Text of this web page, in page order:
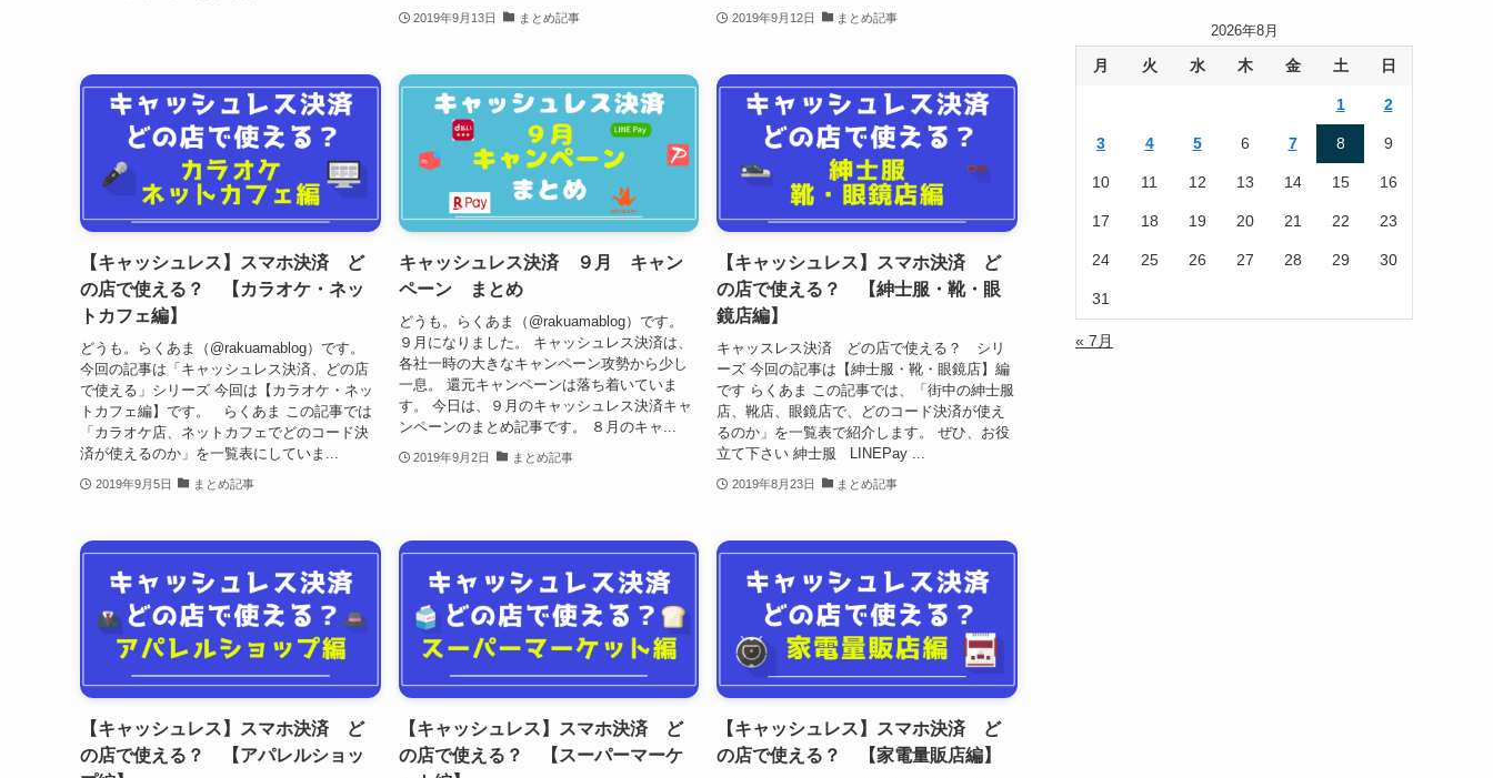
2019年9月13日 まとめ記事 2019年9月12日 まとめ記事
【キャッシュレス】スマホ決済 ど
の店で使える？ 【カラオケ・ネッ
トカフェ編】
どうも。らくあま（@rakuamablog）です。
今回の記事は「キャッシュレス決済、どの店
で使える」シリーズ 今回は【カラオケ・ネッ
トカフェ編】です。 らくあま この記事では
「カラオケ店、ネットカフェでどのコード決
済が使えるのか」を一覧表にしていま...
2019年9月5日 まとめ記事
キャッシュレス決済 ９月 キャン
ペーン まとめ
どうも。らくあま（@rakuamablog）です。
９月になりました。 キャッシュレス決済は、
各社一時の大きなキャンペーン攻勢から少し
一息。 還元キャンペーンは落ち着いていま
す。 今日は、９月のキャッシュレス決済キャ
ンペーンのまとめ記事です。 ８月のキャ...
2019年9月2日 まとめ記事
【キャッシュレス】スマホ決済 ど
の店で使える？ 【紳士服・靴・眼
鏡店編】
キャッスレス決済 どの店で使える？ シリ
ーズ 今回の記事は【紳士服・靴・眼鏡店】編
です らくあま この記事では、「街中の紳士服
店、靴店、眼鏡店で、どのコード決済が使え
るのか」を一覧表で紹介します。 ぜひ、お役
立て下さい 紳士服 LINEPay ...
2019年8月23日 まとめ記事
【キャッシュレス】スマホ決済 ど
の店で使える？ 【アパレルショッ
【キャッシュレス】スマホ決済 ど
の店で使える？ 【スーパーマーケ
【キャッシュレス】スマホ決済 ど
の店で使える？ 【家電量販店編】
2026年8月
月 火 水 木 金 土 日
1 2
3 4 5 6 7 8 9
10 11 12 13 14 15 16
17 18 19 20 21 22 23
24 25 26 27 28 29 30
31
« 7月